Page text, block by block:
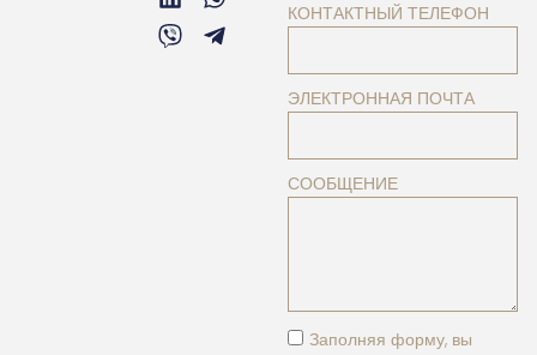
КОНТАКТНЫЙ ТЕЛЕФОН
ЭЛЕКТРОННАЯ ПОЧТА
СООБЩЕНИЕ
Заполняя форму, вы